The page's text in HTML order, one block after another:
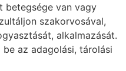
betegsége van vagy
szakorvosával,
alkalmazását.
az adagolási, tárolási